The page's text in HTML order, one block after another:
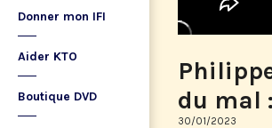
Donner mon IFI
Aider KTO
Boutique DVD
du mal
30/01/2023